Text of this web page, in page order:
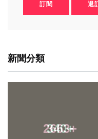
訂閱 退
新聞分類
340+